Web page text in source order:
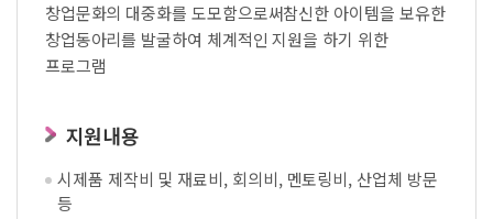
창업문화의 대중화를 도모함으로써참신한 아이템을 보유한
창업동아리를 발굴하여 체계적인 지원을 하기 위한
프로그램
지원내용
시제품 제작비 및 재료비, 회의비, 멘토링비, 산업체 방문
등